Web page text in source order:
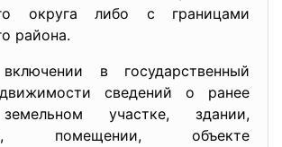
округа либо с границами
района.
в государственный
сведений о ранее
участке, здании,
помещении, объекте